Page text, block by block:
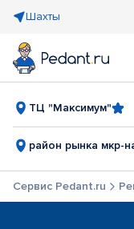
Шахты
ТЦ "Максимум"
район рынка мкр-
Сервис Pedant.ru